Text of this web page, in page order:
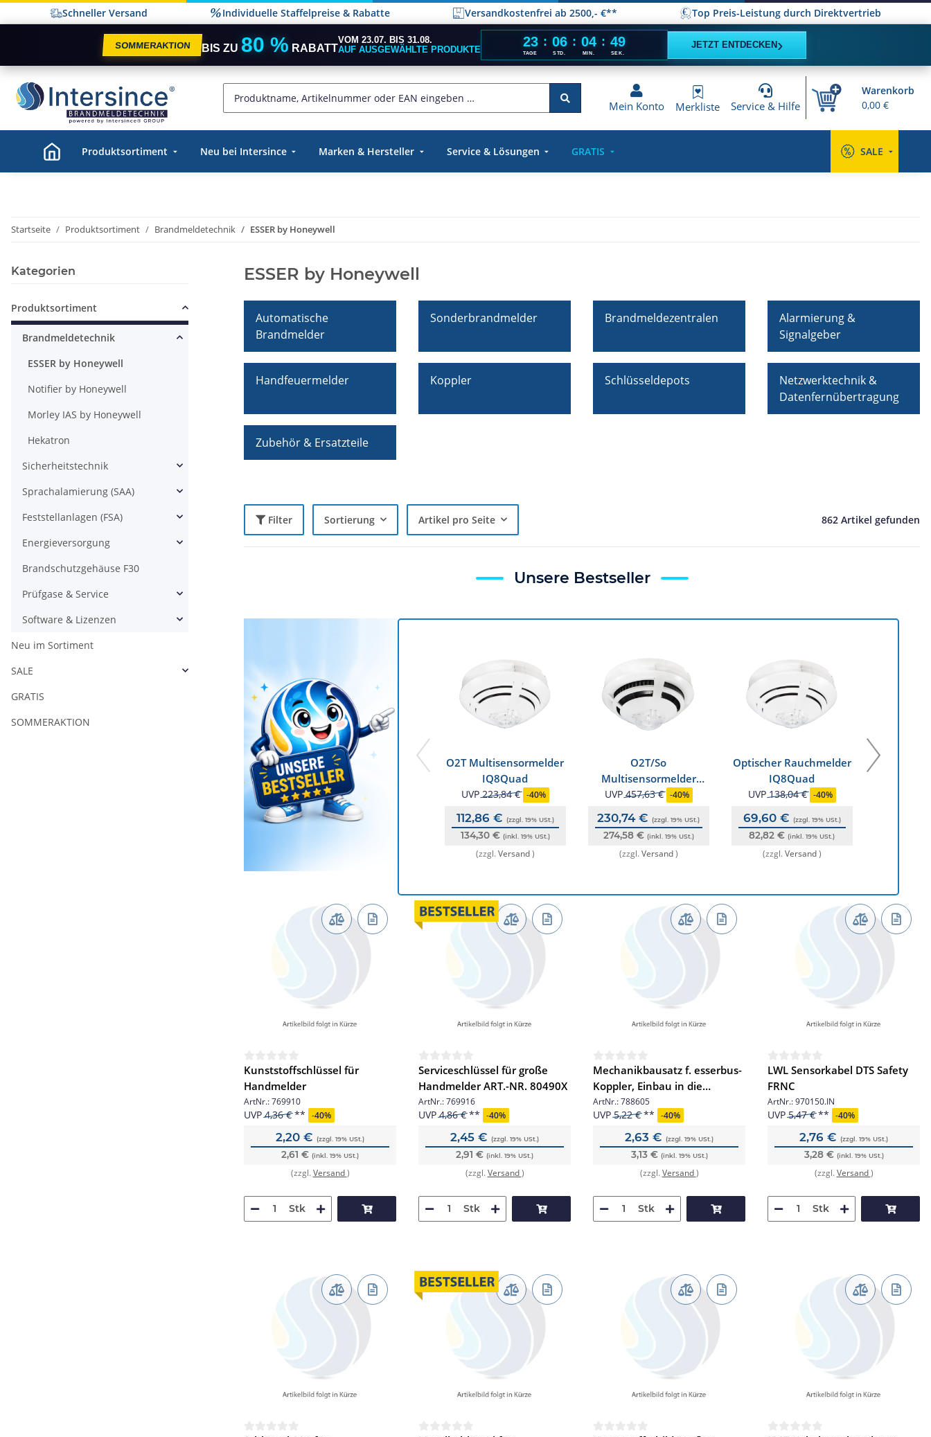
Schneller Versand Individuelle Staffelpreise & Rabatte Versandkostenfrei ab 2500,- €** Top Preis-Leistung durch Direktvertrieb
SOMMERAKTION BIS ZU 80 % RABATT
VOM 23.07. BIS 31.08.
AUF AUSGEWÄHLTE PRODUKTE
23
TAGE
: 06
STD.
: 04
MIN.
: 48
SEK.
JETZT ENTDECKEN›
Mein Konto Merkliste Service & Hilfe
Warenkorb
0,00 €
Produktsortiment Neu bei Intersince Marken & Hersteller Service & Lösungen GRATIS SALE
Startseite Produktsortiment Brandmeldetechnik ESSER by Honeywell
ESSER by Honeywell
Automatische
Brandmelder
Sonderbrandmelder Brandmeldezentralen
Alarmierung &
Signalgeber
Handfeuermelder Koppler Schlüsseldepots
Netzwerktechnik &
Datenfernübertragung
Zubehör & Ersatzteile
Filter Sortierung Artikel pro Seite 862 Artikel gefunden
Unsere Bestseller
O2T Multisensormelder
IQ8Quad
UVP223,84 € -40%
112,86 € (zzgl. 19% USt.)
134,30 € (inkl. 19% USt.)
(zzgl.Versand)
O2T/So
Multisensormelder
IQ8Quad mit integr.
Warnton
UVP457,63 € -40%
230,74 € (zzgl. 19% USt.)
274,58 € (inkl. 19% USt.)
(zzgl.Versand)
Optischer Rauchmelder
IQ8Quad
UVP138,04 € -40%
69,60 € (zzgl. 19% USt.)
82,82 € (inkl. 19% USt.)
(zzgl.Versand)
Kunststoffschlüssel für
Handmelder
ArtNr.:769910
UVP4,36 € -40%
2,20 € (zzgl. 19% USt.)
2,61 € (inkl. 19% USt.)
(zzgl.Versand)
Stk
Serviceschlüssel für große
Handmelder ART.-NR. 80490X
ArtNr.:769916
UVP4,86 € -40%
2,45 € (zzgl. 19% USt.)
2,91 € (inkl. 19% USt.)
(zzgl.Versand)
Stk
Mechanikbausatz f. esserbus-
Koppler, Einbau in die
Zentrale
ArtNr.:788605
UVP5,22 € -40%
2,63 € (zzgl. 19% USt.)
3,13 € (inkl. 19% USt.)
(zzgl.Versand)
Stk
LWL Sensorkabel DTS Safety
FRNC
ArtNr.:970150.IN
UVP5,47 € -40%
2,76 € (zzgl. 19% USt.)
3,28 € (inkl. 19% USt.)
(zzgl.Versand)
Stk
Kategorien
Produktsortiment
Brandmeldetechnik
ESSER by Honeywell
Notifier by Honeywell
Morley IAS by Honeywell
Hekatron
Sicherheitstechnik
Sprachalamierung (SAA)
Feststellanlagen (FSA)
Energieversorgung
Brandschutzgehäuse F30
Prüfgase & Service
Software & Lizenzen
Neu im Sortiment
SALE
GRATIS
SOMMERAKTION